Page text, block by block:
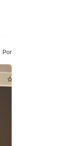
Por